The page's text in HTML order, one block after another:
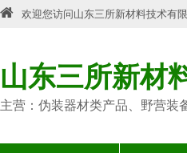
欢迎您访问山东三所新材料技术有
山东三所新材
主营：伪装器材类产品、野营装